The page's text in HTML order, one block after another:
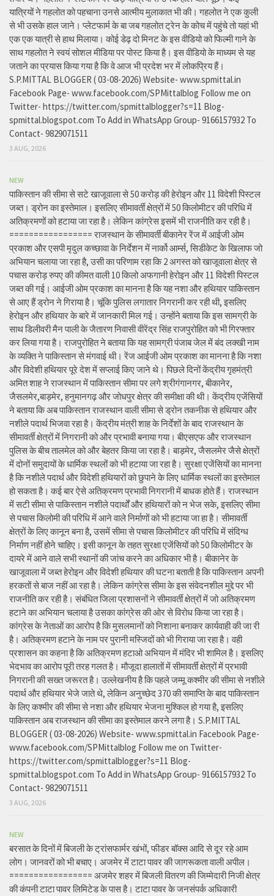
यात्रियों ने गहलोत को पहचाना उनसे आत्मीय मुलाकात भी की। गहलोत ने एक कुली
से भी उसके हाल जाने। प्लेटफार्म के बा जब गहलोत ट्रेन के कोच में पहुंचे तो यहां भी
एक एक यात्री से हाथ मिलाया। कोई डेढ़ दो मिनट के इस वीडियो को फिल्मी गाने के
साथ गहलोत ने स्वयं सोशल मीडिया पर पोस्ट किया है। इस वीडियो के माध्यम से यह
जताने का प्रयास किया गया है कि वे आज भी प्रदेश भर में लोकप्रिय हैं।
S.P.MITTAL BLOGGER ( 03-08-2026) Website- www.spmittal.in
Facebook Page- www.facebook.com/SPMittalblog Follow me on
Twitter- https://twitter.com/spmittalblogger?s=11 Blog-
spmittal.blogspot.com To Add in WhatsApp Group- 9166157932 To
Contact- 9829071511
3 AUG, 2026
NEW
पाकिस्तान की सीमा से सटे खाजूवाला से 50 करोड़ की हेरोइन और 11 विदेशी पिस्टल
जब्त। ड्रोन का इस्तेमाल। इसलिए सीमावर्ती क्षेत्रों में 50 किलोमीटर की परिधि में
अतिक्रमणों को हटाया जा रहा है। लेकिन कांग्रेस इसमें भी राजनीति कर रही है।
================= राजस्थान के सीमावर्ती बीकानेर रेंज में आईजी ओम
प्रकाश और एसपी मृदुल कच्छावा के निर्देशन में नार्को आर्म्स, सिडीकेट के खिलाफ जो
अभियान चलाया जा रहा है, उसी का परिणाम रहा कि 2 अगस्त को खाजूवाला क्षेत्र से
पचास करोड़ रुपए की कीमत वाली 10 किलो अफगानी हेरोइन और 11 विदेशी पिस्टल
जब्त की गई। आईजी ओम प्रकाश का मानना है कि यह नशा और हथियार पाकिस्तान
से आए हैं ड्रोन ने गिराया है। चूंकि पुलिस लगातार निगरानी कर रही थी, इसलिए
हेरोइन और हथियार के बारे में जानकारी मिल गई। उन्होंने बताया कि इस सामग्री के
साथ डिलीवरी मैन पाली के जैतारण निवासी वीरेंद्र सिंह राजपुरोहित को भी गिरफ्तार
कर लिया गया है। राजपुरोहित ने बताया कि यह सामग्री पंजाब जेल में बंद लक्खी नाम
के व्यक्ति ने पाकिस्तान से मंगवाई थी। रेंज आईजी ओम प्रकाश का मानना है कि नशा
और विदेशी हथियार पूरे देश में सप्लाई किए जाने थे। पिछले दिनों केंद्रीय गृहमंत्री
अमित शाह ने राजस्थान में पाकिस्तान सीमा पर लगे श्रीगंगानगर, बीकानेर,
जैसलमेर,बाड़मेर, हनुमानगढ़ और जोधपुर क्षेत्र की समीक्षा की थी। केंद्रीय एजेंसियों
ने बताया कि अब पाकिस्तान राजस्थान वाली सीमा से ड्रोन तकनीक से हथियार और
नशीले पदार्थ भिजवा रहा है। केंद्रीय मंत्री शाह के निर्देशों के बाद राजस्थान के
सीमावर्ती क्षेत्रों में निगरानी को और प्रभावी बनाया गया। बीएसएफ और राजस्थान
पुलिस के बीच तालमेल को और बेहतर किया जा रहा है। बाड़मेर, जैसलमेर जैसे क्षेत्रों
में दोनों समुदायों के धार्मिक स्थलों को भी हटाया जा रहा है। सुरक्षा एजेंसियों का मानना
है कि नशीले पदार्थ और विदेशी हथियारों को छुपाने के लिए धार्मिक स्थलों का इस्तेमाल
हो सकता है। कई बार ऐसे अतिक्रमण प्रभावी निगरानी में बाधक होते हैं। राजस्थान
में सटी सीमा से पाकिस्तान नशीले पदार्थों और हथियारों को न भेज सके, इसलिए सीमा
से पचास किलोमी की परिधि में आने वाले निर्माणों को भी हटाया जा हा है। सीमावर्ती
क्षेत्रों के लिए कानून बना है, उसमें सीमा से पचास किलोमीटर की परिधि में संदिग्ध
निर्माण नहीं होने चाहिए। इसी कानून के तहत सुरक्षा एजेंसियों को 50 किलोमीटर के
दायरे में आने वाले सभी स्थानों की जांच करने का अधिकार भी है। बीकानेर के
खाजूवाला में जब्त हेरोइन और विदेशी हथियार की घटना बताती है कि पाकिस्तान अपनी
हरकतों से बाज नहीं आ रहा है। लेकिन कांग्रेस सीमा के इस संवेदनशील मुद्दे पर भी
राजनीति कर रही है। संबंधित जिला प्रशासनों ने सीमावर्ती क्षेत्रों में जो अतिक्रमण
हटाने का अभियान चलाया है उसका कांग्रेस की ओर से विरोध किया जा रहा है।
कांग्रेस के नेताओं का आरोप है कि मुसलमानों को निशाना बनाकर कार्यवाही की जा री
है। अतिक्रमण हटाने के नाम पर पुरानी मस्जिदों को भी गिराया जा रहा है। वही
प्रशासन का कहना है कि अतिक्रमण हटाओ अभियान में मंदिर भी शामिल है। इसलिए
भेदभाव का आरोप पूरी तरह गलत है। मौजूदा हालातों में सीमावर्ती क्षेत्रों में प्रभावी
निगरानी की सख्त जरूरत है। उल्लेखनीय है कि पहले जम्मू कश्मीर की सीमा से नशीले
पदार्थ और हथियार भेजे जाते थे, लेकिन अनुच्छेद 370 की समाप्ति के बाद पाकिस्तान
के लिए कश्मीर की सीमा से नशा और हथियार भेजना मुश्किल हो गया है, इसलिए
पाकिस्तान अब राजस्थान की सीमा का इस्तेमाल करने लगा है। S.P.MITTAL
BLOGGER ( 03-08-2026) Website- www.spmittal.in Facebook Page-
www.facebook.com/SPMittalblog Follow me on Twitter-
https://twitter.com/spmittalblogger?s=11 Blog-
spmittal.blogspot.com To Add in WhatsApp Group- 9166157932 To
Contact- 9829071511
3 AUG, 2026
NEW
बरसात के दिनों में बिजली के ट्रांसफार्मर खंभों, फीडर बॉक्स आदि से दूर रहे आम
लोग। जानवरों को भी बचाए। अजमेर में टाटा पावर की जागरूकता वाली अपील।
================= अजमेर शहर में बिजली वितरण की जिम्मेदारी निजी क्षेत्र
की कंपनी टाटा पावर लिमिटेड के पास है। टाटा पावर के जनसंपर्क अधिकारी